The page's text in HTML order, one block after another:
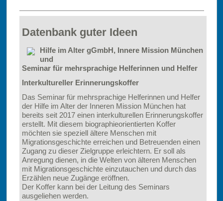
Datenbank guter Ideen
Hilfe im Alter gGmbH, Innere Mission München
und
Seminar für mehrsprachige Helferinnen und Helfer
Interkultureller Erinnerungskoffer
Das Seminar für mehrsprachige Helferinnen und Helfer
der Hilfe im Alter der Inneren Mission München hat
bereits seit 2017 einen interkulturellen Erinnerungskoffer
erstellt. Mit diesem biographieorientierten Koffer
möchten sie speziell ältere Menschen mit
Migrationsgeschichte erreichen und Betreuenden einen
Zugang zu dieser Zielgruppe erleichtern. Er soll als
Anregung dienen, in die Welten von älteren Menschen
mit Migrationsgeschichte einzutauchen und durch das
Erzählen neue Zugänge eröffnen.
Der Koffer kann bei der Leitung des Seminars
ausgeliehen werden.